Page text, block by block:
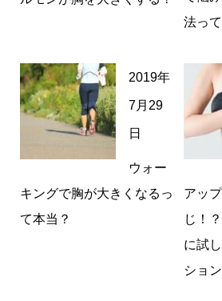
法っ
2019年
7月29
日
ウォー
キングで胸が大きくなるっ
て本当？
アッ
じ！
に試
ショ